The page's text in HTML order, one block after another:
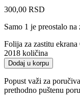
300,00 RSD
Samo 1 je preostalo na
Folija za zastitu
2018 količina
Dodaj u korpu
Popust važi za
prethodno puštenu